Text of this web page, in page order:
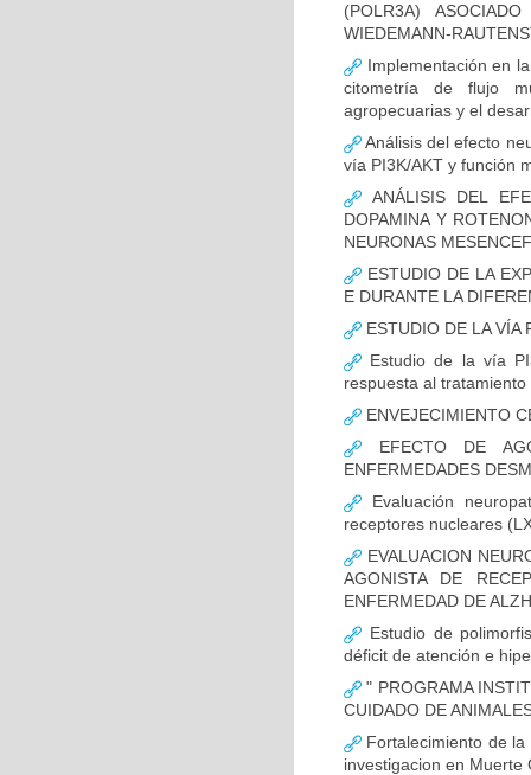
(POLR3A)
WIEDEMANN-
Implementación en
citometría de flujo
agropecuarias y el
Análisis del efecto
vía PI3K/AKT y función
ANÁLISIS DEL
DOPAMINA Y
NEURONAS
ESTUDIO DE LA
E DURANTE LA
ESTUDIO DE LA VÍA
Estudio de la vía
respuesta al tratamiento
ENVEJECIMIENTO
EFECTO DE
ENFERMEDADES
Evaluación
receptores nucleares
EVALUACION
AGONISTA DE
ENFERMEDAD DE
Estudio de
déficit de atención e
" PROGRAMA
CUIDADO DE
Fortalecimiento de la
investigacion en Muerte